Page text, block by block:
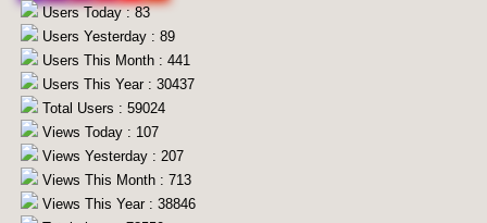
Users Today : 83
Users Yesterday : 89
Users This Month : 441
Users This Year : 30437
Total Users : 59024
Views Today : 107
Views Yesterday : 207
Views This Month : 713
Views This Year : 38846